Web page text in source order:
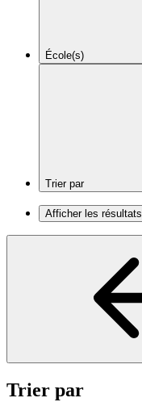
École(s)
Trier par
Afficher les résultats
Trier par